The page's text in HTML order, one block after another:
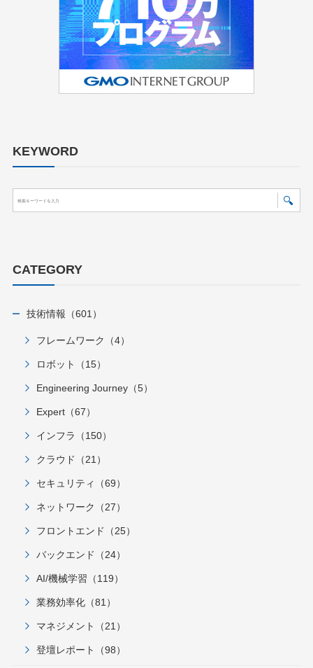
KEYWORD
CATEGORY
技術情報（601）
フレームワーク（4）
ロボット（15）
Engineering Journey（5）
Expert（67）
インフラ（150）
クラウド（21）
セキュリティ（69）
ネットワーク（27）
フロントエンド（25）
バックエンド（24）
AI/機械学習（119）
業務効率化（81）
マネジメント（21）
登壇レポート（98）